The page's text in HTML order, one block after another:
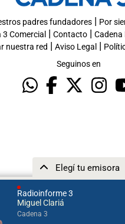
Radioinforme 3
Miguel Clariá
Cadena 3
Elegí tu emisora
padres fundadores| Por
3 Comercial | Contacto| Cadena
nuestra red | Aviso Legal |
Seguinos en